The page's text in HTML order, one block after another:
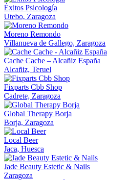
Éxitos Psicología
Utebo, Zaragoza
Moreno Remondo
Villanueva de Gallego, Zaragoza
Cache Cache – Alcañiz España
Alcañiz, Teruel
Fixparts Cbb Shop
Cadrete, Zaragoza
Global Therapy Borja
Borja, Zaragoza
Local Beer
Jaca, Huesca
Jade Beauty Estetic & Nails
Zaragoza